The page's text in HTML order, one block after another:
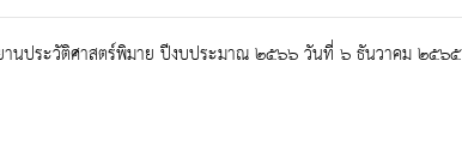
ยานประวัติศาสตร์พิมาย ปีงบประมาณ ๒๕๖๖ วันที่ ๖ ธันวาคม ๒๕๖๕